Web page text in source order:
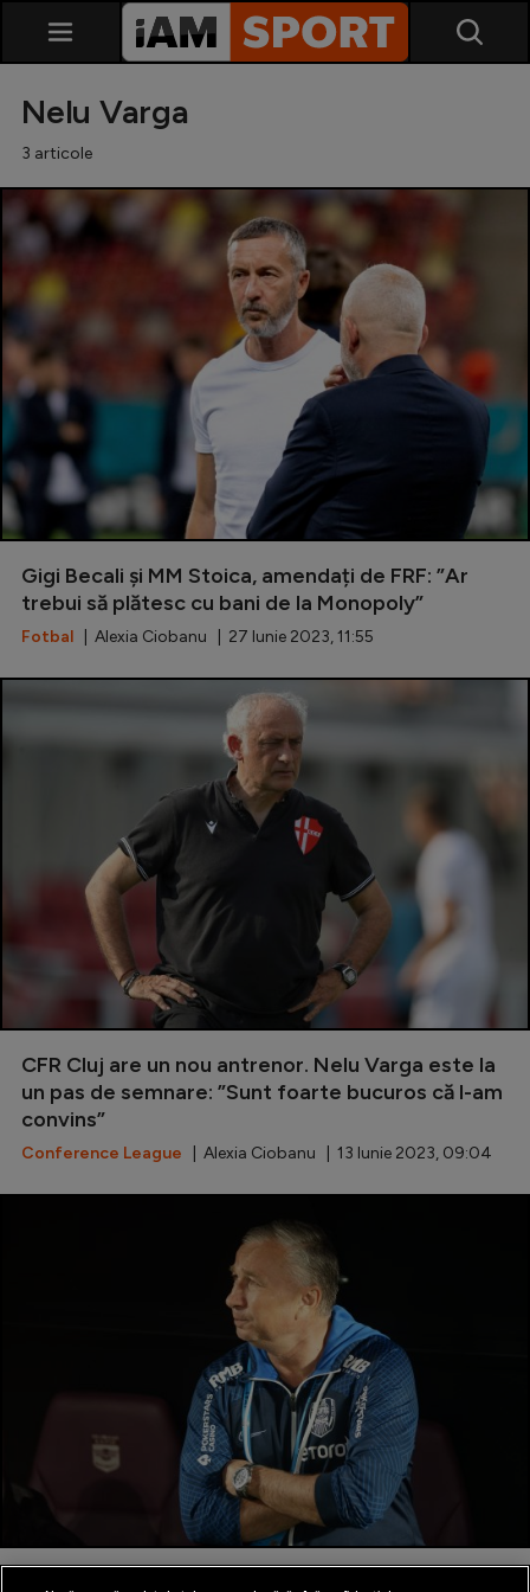
SuperLiga
Liga 2
Cupa României
Echipa Națională
U21
Fotbal feminin
Special
Diverse
Clasamente
Champions League
Europa League
Conference League
CM 2026
Premier League
Serie A
Campionate
Starurile fotbalului
EURO 2024
Stranieri
Clasamente
Tenis
Handbal
Nelu Varga
3 articole
Gigi Becali și MM Stoica, amendați de FRF: ”Ar
trebui să plătesc cu bani de la Monopoly”
Fotbal | Alexia Ciobanu | 27 Iunie 2023, 11:55
CFR Cluj are un nou antrenor. Nelu Varga este la
un pas de semnare: ”Sunt foarte bucuros că l-am
convins”
Conference League | Alexia Ciobanu | 13 Iunie 2023, 09:04